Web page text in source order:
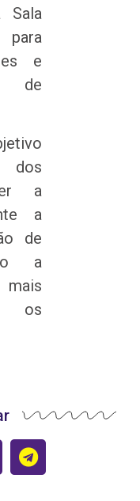
Sala
e
de
dos
a
a
de
a
mais
os